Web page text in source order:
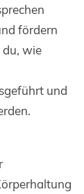
fördern
du, wie
und